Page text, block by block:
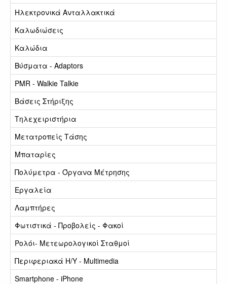
Ηλεκτρονικά Ανταλλακτικά
Καλωδιώσεις
Καλώδια
Βύσματα - Adaptors
PMR - Walkie Talkie
Βάσεις Στήριξης
Τηλεχειριστήρια
Μετατροπείς Τάσης
Μπαταρίες
Πολύμετρα - Όργανα Μέτρησης
Εργαλεία
Λαμπτήρες
Φωτιστικά - Προβολείς - Φακοί
Ρολόι- Μετεωρολογικοί Σταθμοί
Περιφεριακά Η/Υ - Multimedia
Smartphone - iPhone